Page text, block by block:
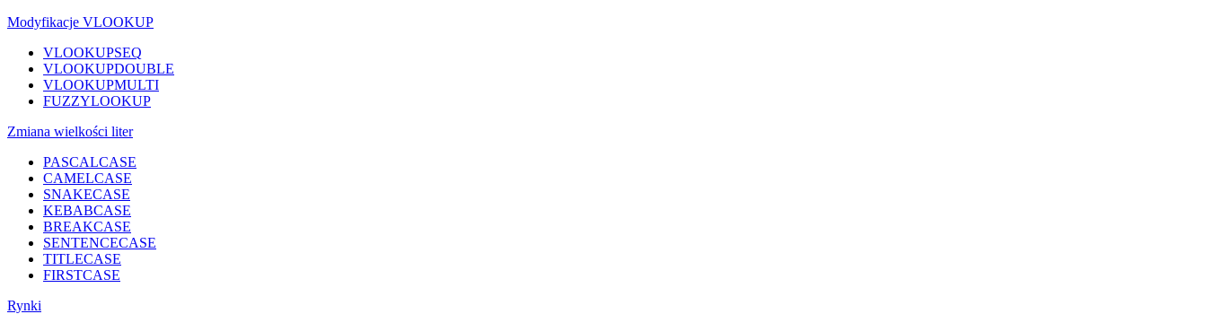
Modyfikacje VLOOKUP
VLOOKUPSEQ
VLOOKUPDOUBLE
VLOOKUPMULTI
FUZZYLOOKUP
Zmiana wielkości liter
PASCALCASE
CAMELCASE
SNAKECASE
KEBABCASE
BREAKCASE
SENTENCECASE
TITLECASE
FIRSTCASE
Rynki